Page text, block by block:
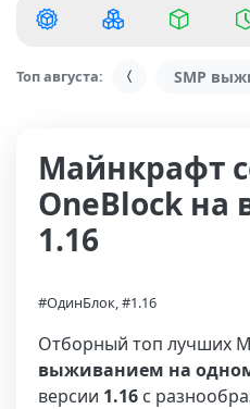
Топ августа: SMP
Майнкрафт
OneBlock на
1.16
#ОдинБлок, #1.16
Отборный топ лучших
выживанием на
версии 1.16 с